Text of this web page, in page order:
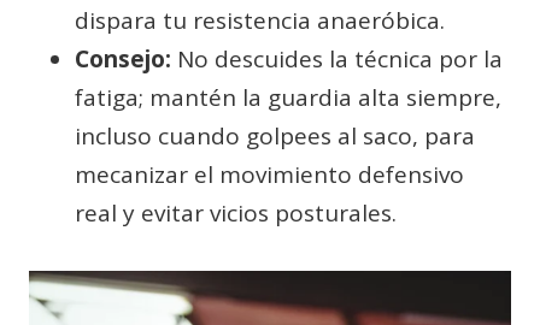
dispara tu resistencia anaeróbica.
Consejo: No descuides la técnica por la
fatiga; mantén la guardia alta siempre,
incluso cuando golpees al saco, para
mecanizar el movimiento defensivo
real y evitar vicios posturales.